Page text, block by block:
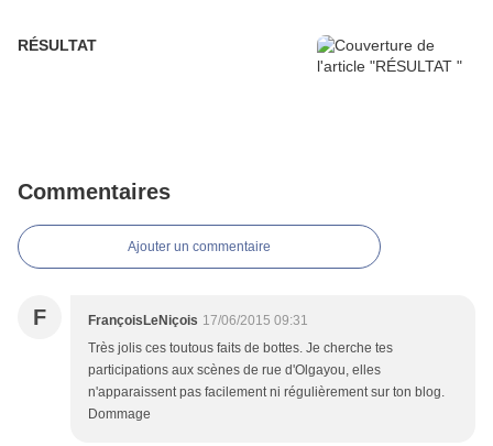
RÉSULTAT
Commentaires
Ajouter un commentaire
F FrançoisLeNiçois 17/06/2015 09:31
Très jolis ces toutous faits de bottes. Je cherche tes
participations aux scènes de rue d'Olgayou, elles
n'apparaissent pas facilement ni régulièrement sur ton blog.
Dommage